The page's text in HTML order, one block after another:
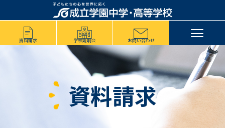
資料請求 学校説明会 お問い合わせ
資料請求